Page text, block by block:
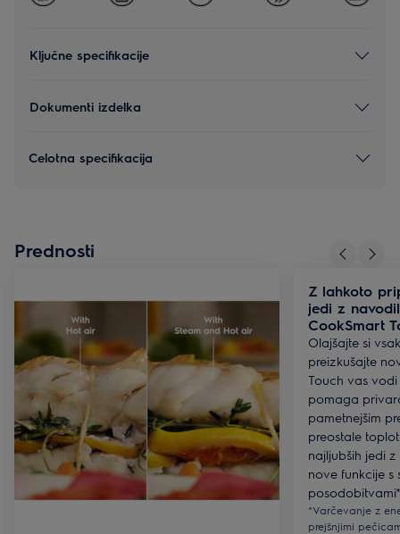
Ključne specifikacije
Dokumenti izdelka
Celotna specifikacija
Prednosti
Z lahkoto
jedi z
CookSmart
Olajšajte si
preizkušajte
Touch vas
pomaga
pametnejšim
preostale
najljubših jedi
nove funkcije s
*Varčevanje z
prejšnjimi